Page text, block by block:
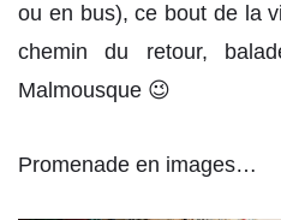
ou en bus), ce bout de la
chemin du retour,
Malmousque 😉
Promenade en images…